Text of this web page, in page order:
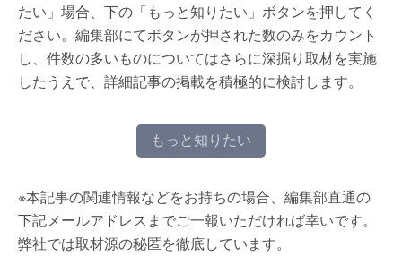
たい」場合、下の「もっと知りたい」ボタンを押してく
ださい。編集部にてボタンが押された数のみをカウント
し、件数の多いものについてはさらに深掘り取材を実施
したうえで、詳細記事の掲載を積極的に検討します。
もっと知りたい
※本記事の関連情報などをお持ちの場合、編集部直通の
下記メールアドレスまでご一報いただければ幸いです。
弊社では取材源の秘匿を徹底しています。